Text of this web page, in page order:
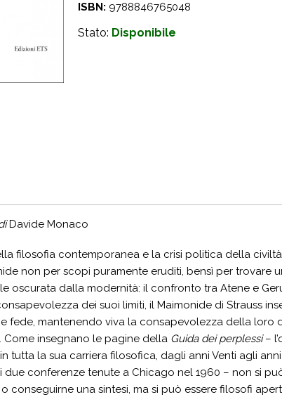
ISBN: 9788846765048
Stato: Disponibile
Davide Monaco
filosofia contemporanea e la crisi politica della
non per scopi puramente eruditi, bensì per trovare
oscurata dalla modernità: il confronto tra Atene e
dei suoi limiti, il Maimonide di Strauss
fede, mantenendo viva la consapevolezza della loro
insegnano le pagine della Guida dei perplessi–
tutta la sua carriera filosofica, dagli anni Venti agli
due conferenze tenute a Chicago nel 1960 – non si
conseguirne una sintesi, ma si può essere filosofi